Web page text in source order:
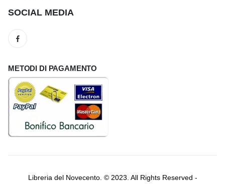
SOCIAL MEDIA
METODI DI PAGAMENTO
Libreria del Novecento. © 2023. All Rights Reserved -